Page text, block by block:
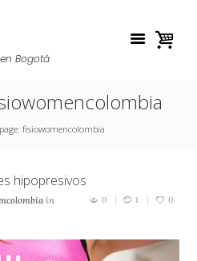
Bogotá
fisiowomencolombia
hipopresivos
in
0 1 0